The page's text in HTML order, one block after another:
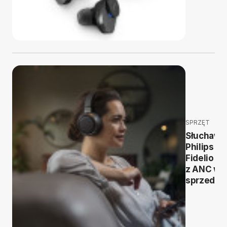
SPRZĘT
Philips
Fidelio L3
z ANC w